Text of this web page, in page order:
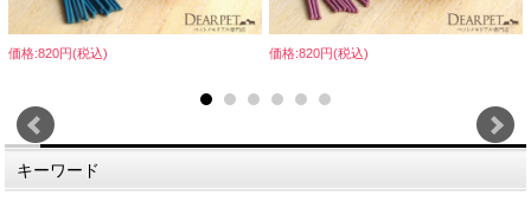
価格:820円(税込) 価格:820円(税込)
キーワード